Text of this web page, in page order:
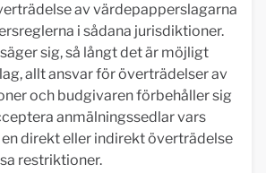
av värdepapperslagarna
i sådana jurisdiktioner.
sig, så långt det är möjligt
allt ansvar för överträdelser av
och budgivaren förbehåller sig
anmälningssedlar vars
direkt eller indirekt överträdelse
restriktioner.